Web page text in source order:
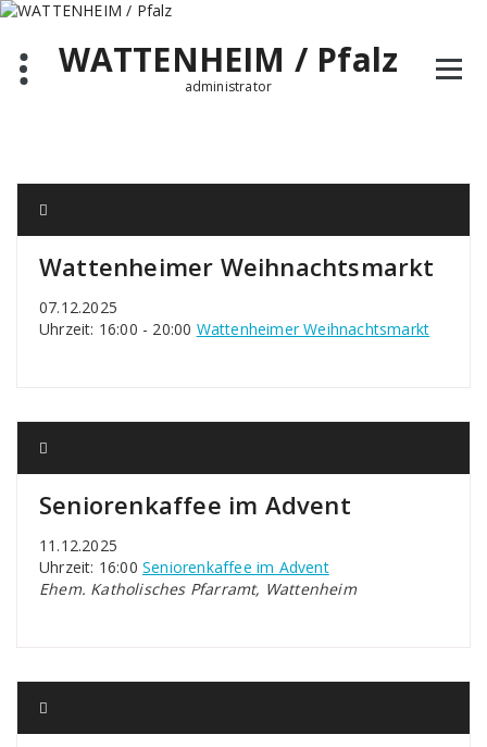
Zum
springenWATTENHEIM / Pfalz
administrator
Wattenheimer Weihnachtsmarkt
07.12.2025
Uhrzeit: 16:00 - 20:00 Wattenheimer Weihnachtsmarkt
Seniorenkaffee im Advent
11.12.2025
Uhrzeit: 16:00 Seniorenkaffee im Advent
Ehem. Katholisches Pfarramt, Wattenheim